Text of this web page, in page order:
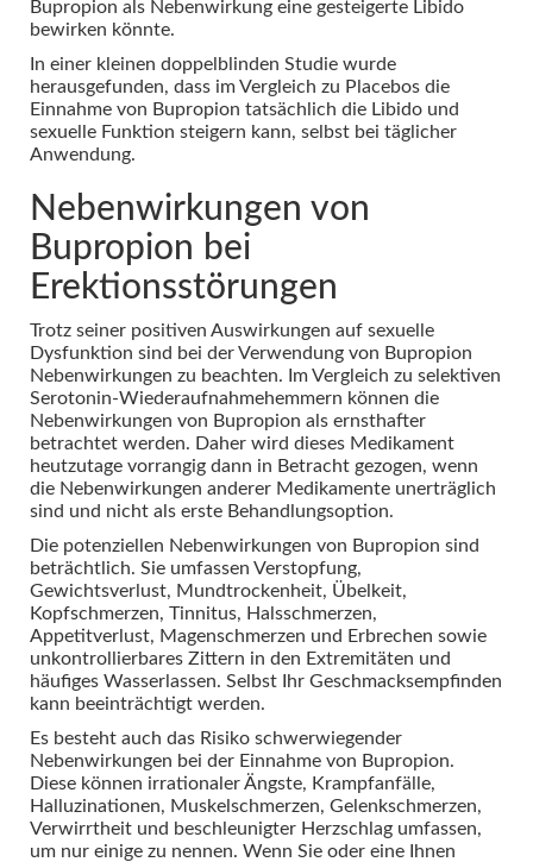
Bupropion als Nebenwirkung eine gesteigerte Libido
bewirken könnte.
In einer kleinen doppelblinden Studie wurde
herausgefunden, dass im Vergleich zu Placebos die
Einnahme von Bupropion tatsächlich die Libido und
sexuelle Funktion steigern kann, selbst bei täglicher
Anwendung.
Nebenwirkungen von
Bupropion bei
Erektionsstörungen
Trotz seiner positiven Auswirkungen auf sexuelle
Dysfunktion sind bei der Verwendung von Bupropion
Nebenwirkungen zu beachten. Im Vergleich zu selektiven
Serotonin-Wiederaufnahmehemmern können die
Nebenwirkungen von Bupropion als ernsthafter
betrachtet werden. Daher wird dieses Medikament
heutzutage vorrangig dann in Betracht gezogen, wenn
die Nebenwirkungen anderer Medikamente unerträglich
sind und nicht als erste Behandlungsoption.
Die potenziellen Nebenwirkungen von Bupropion sind
beträchtlich. Sie umfassen Verstopfung,
Gewichtsverlust, Mundtrockenheit, Übelkeit,
Kopfschmerzen, Tinnitus, Halsschmerzen,
Appetitverlust, Magenschmerzen und Erbrechen sowie
unkontrollierbares Zittern in den Extremitäten und
häufiges Wasserlassen. Selbst Ihr Geschmacksempfinden
kann beeinträchtigt werden.
Es besteht auch das Risiko schwerwiegender
Nebenwirkungen bei der Einnahme von Bupropion.
Diese können irrationaler Ängste, Krampfanfälle,
Halluzinationen, Muskelschmerzen, Gelenkschmerzen,
Verwirrtheit und beschleunigter Herzschlag umfassen,
um nur einige zu nennen. Wenn Sie oder eine Ihnen